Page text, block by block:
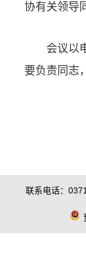
协有关领导
会议以电
要负责同志
联系电话：